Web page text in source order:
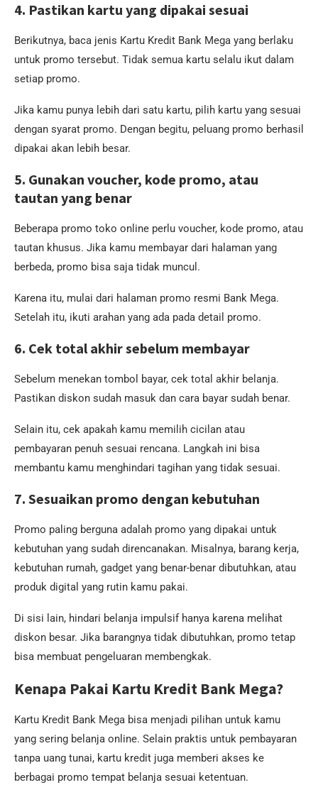
4. Pastikan kartu yang dipakai sesuai
Berikutnya, baca jenis Kartu Kredit Bank Mega yang berlaku
untuk promo tersebut. Tidak semua kartu selalu ikut dalam
setiap promo.
Jika kamu punya lebih dari satu kartu, pilih kartu yang sesuai
dengan syarat promo. Dengan begitu, peluang promo berhasil
dipakai akan lebih besar.
5. Gunakan voucher, kode promo, atau
tautan yang benar
Beberapa promo toko online perlu voucher, kode promo, atau
tautan khusus. Jika kamu membayar dari halaman yang
berbeda, promo bisa saja tidak muncul.
Karena itu, mulai dari halaman promo resmi Bank Mega.
Setelah itu, ikuti arahan yang ada pada detail promo.
6. Cek total akhir sebelum membayar
Sebelum menekan tombol bayar, cek total akhir belanja.
Pastikan diskon sudah masuk dan cara bayar sudah benar.
Selain itu, cek apakah kamu memilih cicilan atau
pembayaran penuh sesuai rencana. Langkah ini bisa
membantu kamu menghindari tagihan yang tidak sesuai.
7. Sesuaikan promo dengan kebutuhan
Promo paling berguna adalah promo yang dipakai untuk
kebutuhan yang sudah direncanakan. Misalnya, barang kerja,
kebutuhan rumah, gadget yang benar-benar dibutuhkan, atau
produk digital yang rutin kamu pakai.
Di sisi lain, hindari belanja impulsif hanya karena melihat
diskon besar. Jika barangnya tidak dibutuhkan, promo tetap
bisa membuat pengeluaran membengkak.
Kenapa Pakai Kartu Kredit Bank Mega?
Kartu Kredit Bank Mega bisa menjadi pilihan untuk kamu
yang sering belanja online. Selain praktis untuk pembayaran
tanpa uang tunai, kartu kredit juga memberi akses ke
berbagai promo tempat belanja sesuai ketentuan.